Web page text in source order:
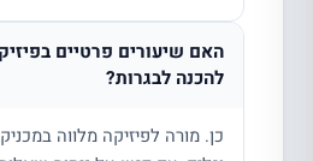
האם שיעורים פרטיים
להכנה לבגרות?
כן. מורה לפיזיקה מלווה